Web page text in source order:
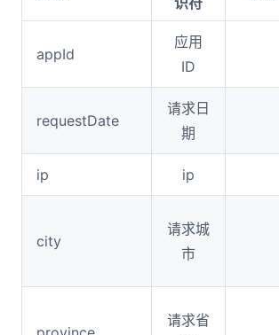
appId
应用
ID
requestDate
请求日
期
ip ip
city
请求城
市
请求省